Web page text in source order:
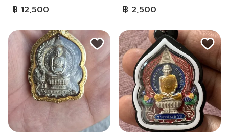
฿ 12,500 ฿ 2,500